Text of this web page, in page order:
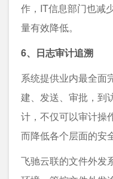
作，IT信息部门也减
量有效降低。
6、日志审计追溯
系统提供业内最全面
建、发送、审批，到
计，不仅可以审计操
而降低各个层面的安
飞驰云联的文件外发